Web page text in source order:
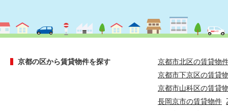
京都の区から賃貸物件を探す
京都市北区の賃貸物
京都市下京区の賃貸
京都市山科区の賃貸
長岡京市の賃貸物件